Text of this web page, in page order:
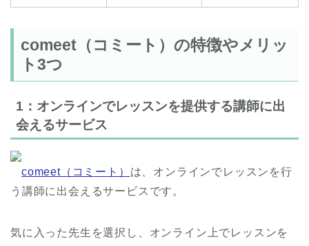
comeet（コミート）の特徴やメリッ
ト3つ
1：オンラインでレッスンを提供する講師に出
会えるサービス
comeet（コミート） は、オンラインでレッスンを行
う講師に出会えるサービスです。
気に入った先生を選択し、オンライン上でレッスンを